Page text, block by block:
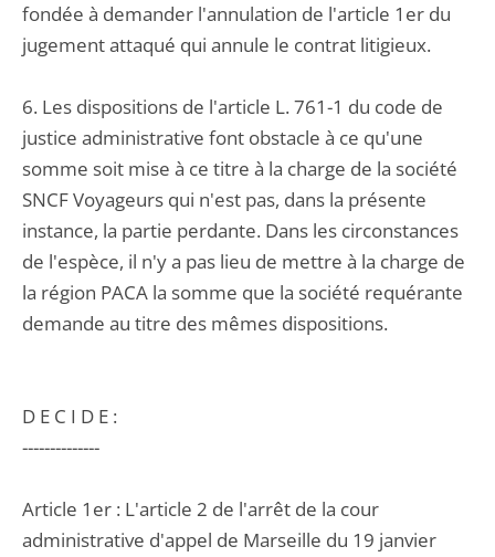
fondée à demander l'annulation de l'article 1er du
jugement attaqué qui annule le contrat litigieux.
6. Les dispositions de l'article L. 761-1 du code de
justice administrative font obstacle à ce qu'une
somme soit mise à ce titre à la charge de la société
SNCF Voyageurs qui n'est pas, dans la présente
instance, la partie perdante. Dans les circonstances
de l'espèce, il n'y a pas lieu de mettre à la charge de
la région PACA la somme que la société requérante
demande au titre des mêmes dispositions.
D E C I D E :
--------------
Article 1er : L'article 2 de l'arrêt de la cour
administrative d'appel de Marseille du 19 janvier